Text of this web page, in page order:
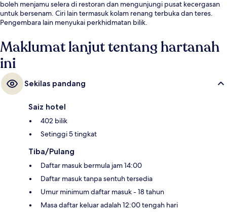
boleh menjamu selera di restoran dan mengunjungi pusat kecergasan
untuk bersenam. Ciri lain termasuk kolam renang terbuka dan teres.
Pengembara lain menyukai perkhidmatan bilik.
Maklumat lanjut tentang hartanah
ini
Sekilas pandang
Saiz hotel
402 bilik
Setinggi 5 tingkat
Tiba/Pulang
Daftar masuk bermula jam 14:00
Daftar masuk tanpa sentuh tersedia
Umur minimum daftar masuk - 18 tahun
Masa daftar keluar adalah 12:00 tengah hari